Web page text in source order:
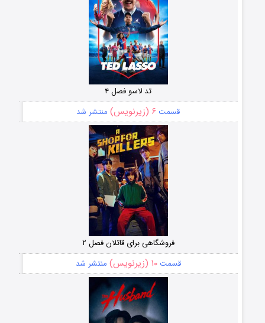
تد لاسو فصل ۴
قسمت ۶ (زیرنویس) منتشر شد
فروشگاهی برای قاتلان فصل ۲
قسمت۱۰ (زیرنویس) منتشر شد